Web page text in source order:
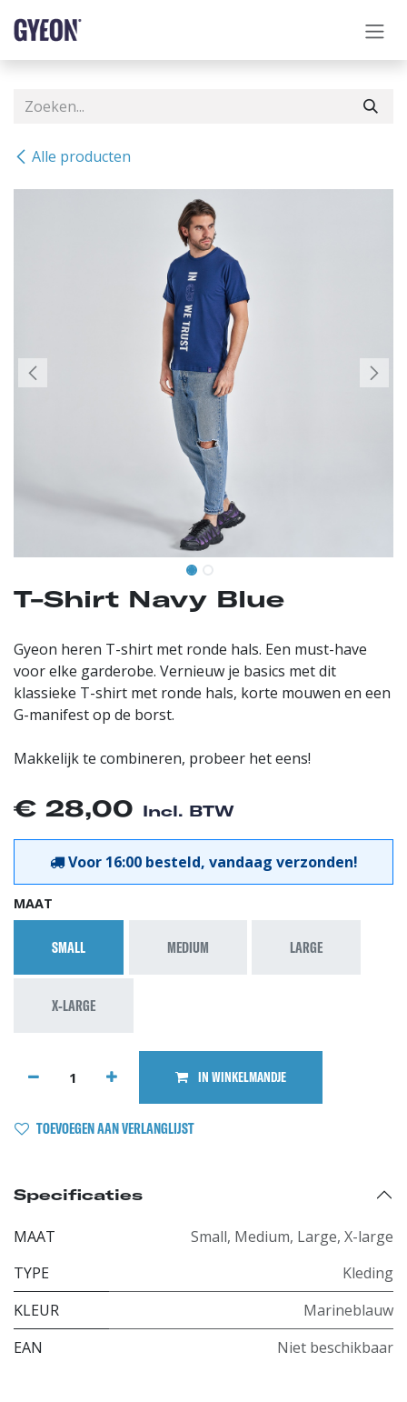
Alle producten
T-Shirt Navy Blue
Gyeon heren T-shirt met ronde hals. Een must-have
voor elke garderobe. Vernieuw je basics met dit
klassieke T-shirt met ronde hals, korte mouwen en een
G-manifest op de borst.
Makkelijk te combineren, probeer het eens!
€ 28,00 Incl. BTW
Voor 16:00 besteld, vandaag verzonden!
MAAT
SMALL MEDIUM LARGE
X-LARGE
IN WINKELMANDJE
TOEVOEGEN AAN VERLANGLIJST
Specificaties
MAAT Small, Medium, Large, X-large
TYPE
Kleding
KLEUR
Marineblauw
EAN
Niet beschikbaar